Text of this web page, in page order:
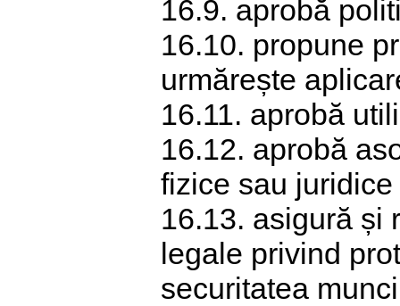
16.9. aprobă
16.10. propune
urmărește
16.11. aprobă
16.12. aprobă
fizice sau
16.13. asigură și
legale privind
securitatea